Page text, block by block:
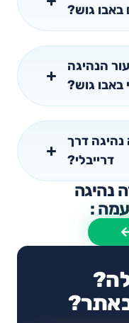
באבו גוש?
הנהיגה
באבו גוש?
נהיגה דרך
דרייבלי?
נהיגה
: